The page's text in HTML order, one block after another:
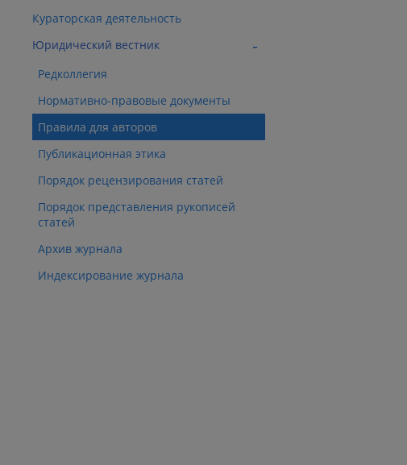
Кураторская деятельность
Юридический вестник
Редколлегия
Нормативно-правовые документы
Правила для авторов
Публикационная этика
Порядок рецензирования статей
Порядок представления рукописей
статей
Архив журнала
Индексирование журнала